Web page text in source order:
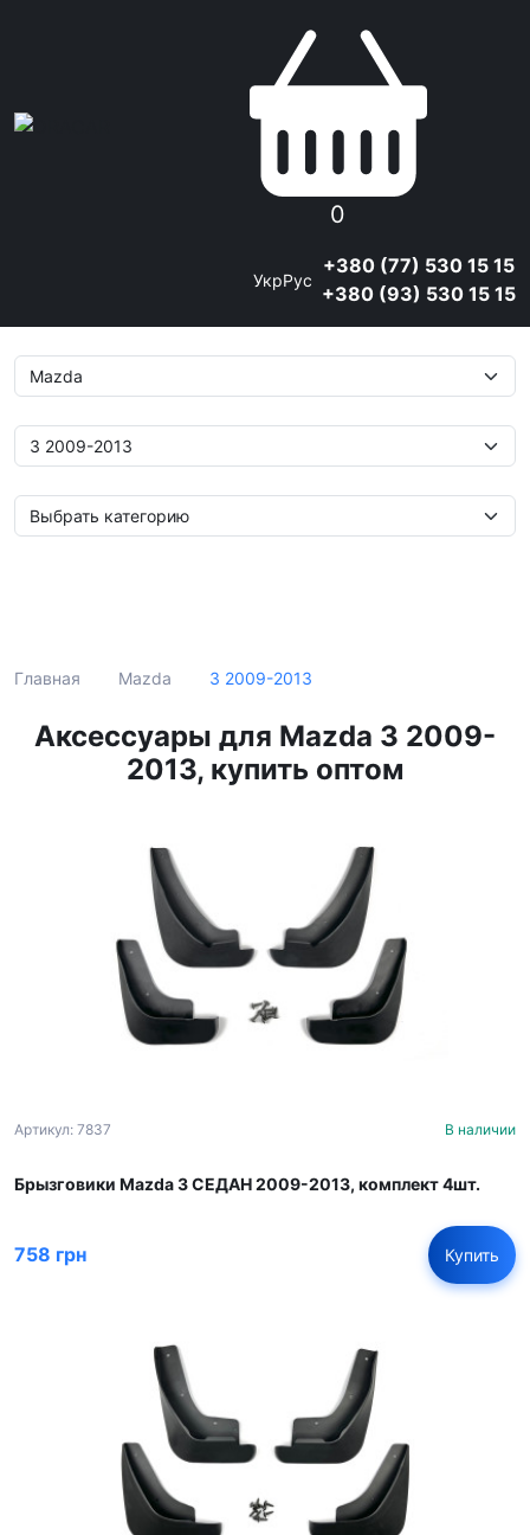
0
УкрРус
+380 (77) 530 15 15
+380 (93) 530 15 15
Главная Mazda 3 2009-2013
Аксессуары для Mazda 3 2009-
2013, купить оптом
Артикул: 7837 В наличии
Брызговики Mazda 3 СЕДАН 2009-2013, комплект 4шт.
758 грн Купить